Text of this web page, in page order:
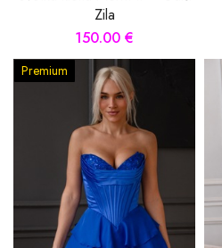
Zila
150.00 €
Premium